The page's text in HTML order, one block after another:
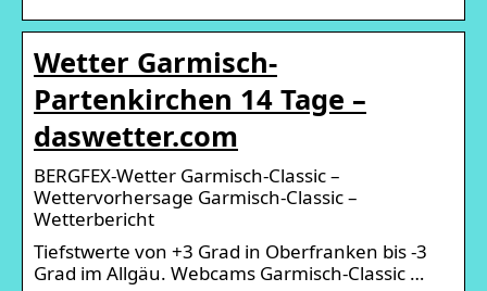
Wetter Garmisch-
Partenkirchen 14 Tage –
daswetter.com
BERGFEX-Wetter Garmisch-Classic –
Wettervorhersage Garmisch-Classic –
Wetterbericht
Tiefstwerte von +3 Grad in Oberfranken bis -3
Grad im Allgäu. Webcams Garmisch-Classic …